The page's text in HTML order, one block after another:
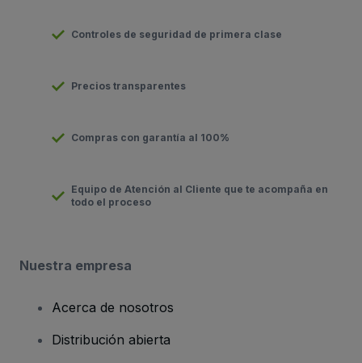
Controles de seguridad de primera clase
Precios transparentes
Compras con garantía al 100%
Equipo de Atención al Cliente que te acompaña en
todo el proceso
Nuestra empresa
Acerca de nosotros
Distribución abierta